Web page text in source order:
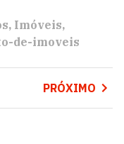
Imóveis
de-imoveis
PRÓXIMO